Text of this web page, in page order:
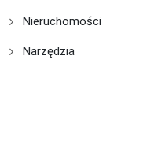
Nieruchomości
Narzędzia